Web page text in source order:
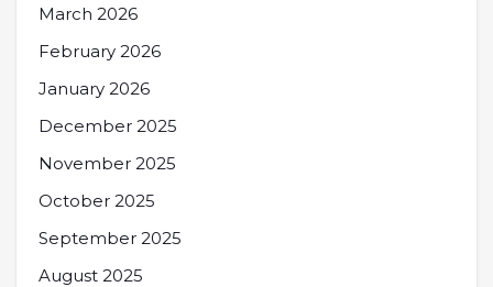
March 2026
February 2026
January 2026
December 2025
November 2025
October 2025
September 2025
August 2025